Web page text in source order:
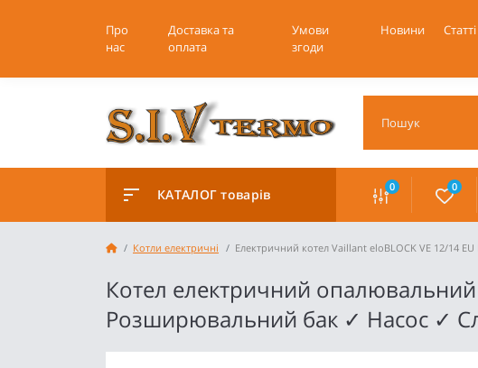
Про
нас
Доставка та
оплата
Умови
згоди
Новини Статті
КАТАЛОГ товарів 0 0
Котли електричні Електричний котел Vaillant eloBLOCK VE 12/14
Котел електричний
Розширювальний бак ✓ Насос ✓